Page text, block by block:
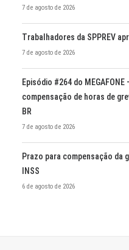
7 de agosto de 2026
Trabalhadores da SPPREV
7 de agosto de 2026
Episódio #264 do
compensação de horas de
BR
7 de agosto de 2026
Prazo para compensação da
INSS
6 de agosto de 2026